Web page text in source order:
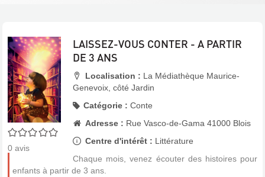
0/5
0 avis
LAISSEZ-VOUS CONTER - A PARTIR
DE 3 ANS
Localisation : La Médiathèque Maurice-
Genevoix, côté Jardin
Catégorie : Conte
Adresse : Rue Vasco-de-Gama 41000 Blois
Centre d'intérêt : Littérature
Chaque mois, venez écouter des histoires pour
enfants à partir de 3 ans.